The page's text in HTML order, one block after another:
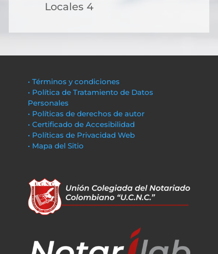
Locales 4
• Términos y condiciones
• Política de Tratamiento de Datos
Personales
• Políticas de derechos de autor
• Certificado de Accesibilidad
• Políticas de Privacidad Web
• Mapa del Sitio